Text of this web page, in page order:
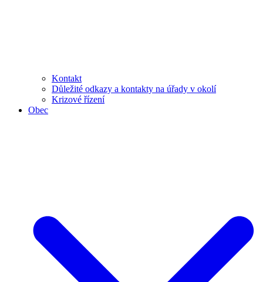
Kontakt
Důležité odkazy a kontakty na úřady v okolí
Krizové řízení
Obec